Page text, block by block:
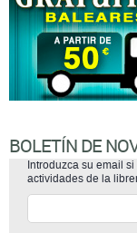
BOLETÍN DE
Introduzca su email
actividades de la